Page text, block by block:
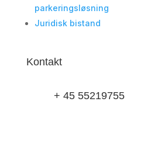
parkeringsløsning
Juridisk bistand
Kontakt
+ 45 55219755